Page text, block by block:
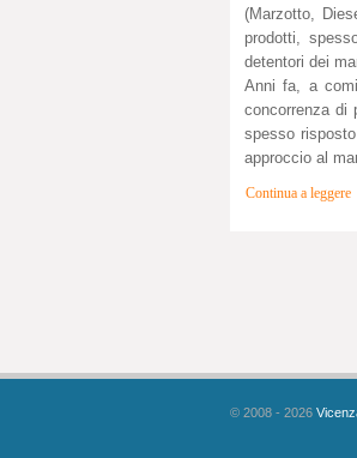
(Marzotto,
prodotti,
detentori dei
Anni fa, a
concorrenza di
spesso
approccio al
Continua a leggere
© 2008 - 2026